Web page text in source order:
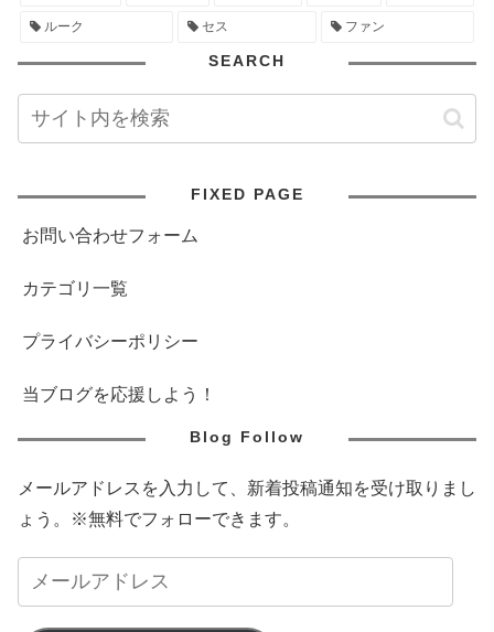
ルーク セス ファン
SEARCH
FIXED PAGE
お問い合わせフォーム
カテゴリ一覧
プライバシーポリシー
当ブログを応援しよう！
Blog Follow
メールアドレスを入力して、新着投稿通知を受け取りまし
ょう。※無料でフォローできます。